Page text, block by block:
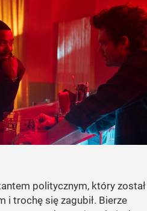
politycznym, który został
i trochę się zagubił. Bierze